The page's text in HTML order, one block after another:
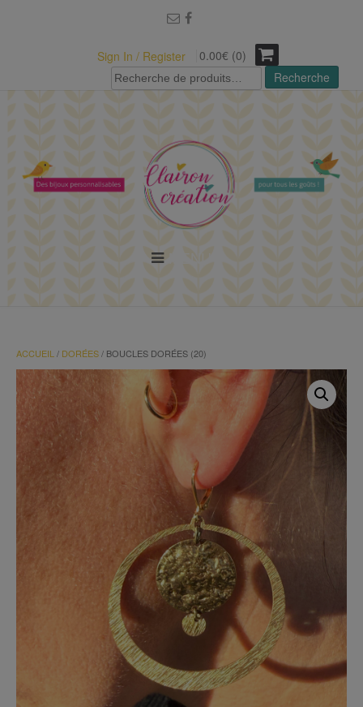
Sign In / Register
0.00€ (0)
Recherche
pour :
Recherche
ACCUEIL / DORÉES/ BOUCLES DORÉES (20)